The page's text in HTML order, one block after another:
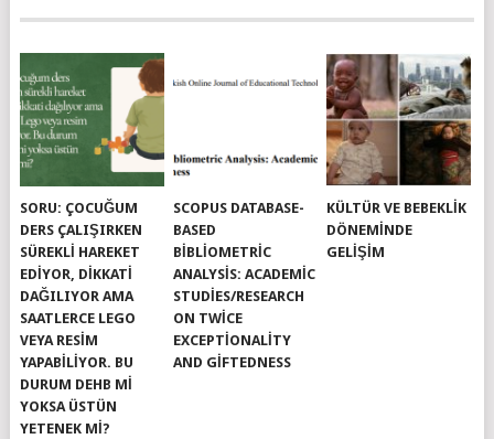
SORU: ÇOCUĞUM
DERS ÇALIŞIRKEN
SÜREKLI HAREKET
EDIYOR, DIKKATI
DAĞILIYOR AMA
SAATLERCE LEGO
VEYA RESIM
YAPABILIYOR. BU
DURUM DEHB MI
YOKSA ÜSTÜN
YETENEK MI?
SCOPUS DATABASE-
BASED
BIBLIOMETRIC
ANALYSIS: ACADEMIC
STUDIES/RESEARCH
ON TWICE
EXCEPTIONALITY
AND GIFTEDNESS
KÜLTÜR VE BEBEKLIK
DÖNEMINDE
GELIŞIM